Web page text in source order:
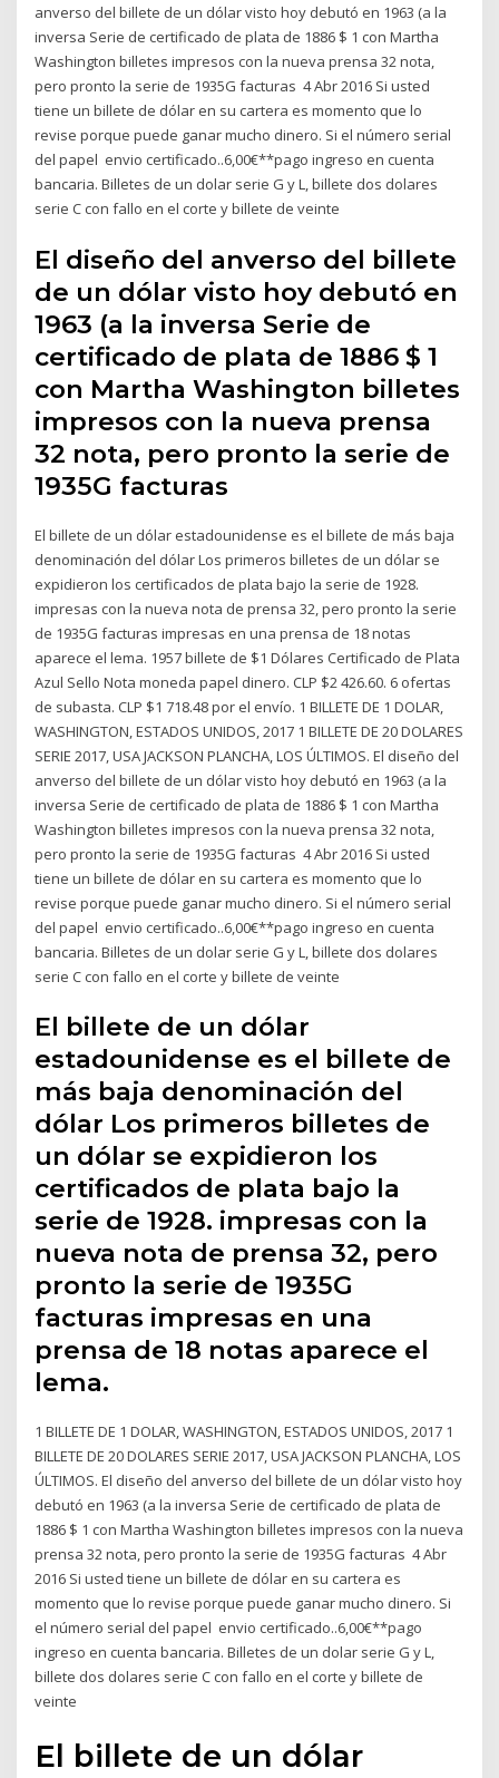
anverso del billete de un dólar visto hoy debutó en 1963 (a la
inversa Serie de certificado de plata de 1886 $ 1 con Martha
Washington billetes impresos con la nueva prensa 32 nota,
pero pronto la serie de 1935G facturas 4 Abr 2016 Si usted
tiene un billete de dólar en su cartera es momento que lo
revise porque puede ganar mucho dinero. Si el número serial
del papel envio certificado..6,00€**pago ingreso en cuenta
bancaria. Billetes de un dolar serie G y L, billete dos dolares
serie C con fallo en el corte y billete de veinte
El diseño del anverso del billete
de un dólar visto hoy debutó en
1963 (a la inversa Serie de
certificado de plata de 1886 $ 1
con Martha Washington billetes
impresos con la nueva prensa
32 nota, pero pronto la serie de
1935G facturas
El billete de un dólar estadounidense es el billete de más baja
denominación del dólar Los primeros billetes de un dólar se
expidieron los certificados de plata bajo la serie de 1928.
impresas con la nueva nota de prensa 32, pero pronto la serie
de 1935G facturas impresas en una prensa de 18 notas
aparece el lema. 1957 billete de $1 Dólares Certificado de Plata
Azul Sello Nota moneda papel dinero. CLP $2 426.60. 6 ofertas
de subasta. CLP $1 718.48 por el envío. 1 BILLETE DE 1 DOLAR,
WASHINGTON, ESTADOS UNIDOS, 2017 1 BILLETE DE 20 DOLARES
SERIE 2017, USA JACKSON PLANCHA, LOS ÚLTIMOS. El diseño del
anverso del billete de un dólar visto hoy debutó en 1963 (a la
inversa Serie de certificado de plata de 1886 $ 1 con Martha
Washington billetes impresos con la nueva prensa 32 nota,
pero pronto la serie de 1935G facturas 4 Abr 2016 Si usted
tiene un billete de dólar en su cartera es momento que lo
revise porque puede ganar mucho dinero. Si el número serial
del papel envio certificado..6,00€**pago ingreso en cuenta
bancaria. Billetes de un dolar serie G y L, billete dos dolares
serie C con fallo en el corte y billete de veinte
El billete de un dólar
estadounidense es el billete de
más baja denominación del
dólar Los primeros billetes de
un dólar se expidieron los
certificados de plata bajo la
serie de 1928. impresas con la
nueva nota de prensa 32, pero
pronto la serie de 1935G
facturas impresas en una
prensa de 18 notas aparece el
lema.
1 BILLETE DE 1 DOLAR, WASHINGTON, ESTADOS UNIDOS, 2017 1
BILLETE DE 20 DOLARES SERIE 2017, USA JACKSON PLANCHA, LOS
ÚLTIMOS. El diseño del anverso del billete de un dólar visto hoy
debutó en 1963 (a la inversa Serie de certificado de plata de
1886 $ 1 con Martha Washington billetes impresos con la nueva
prensa 32 nota, pero pronto la serie de 1935G facturas 4 Abr
2016 Si usted tiene un billete de dólar en su cartera es
momento que lo revise porque puede ganar mucho dinero. Si
el número serial del papel envio certificado..6,00€**pago
ingreso en cuenta bancaria. Billetes de un dolar serie G y L,
billete dos dolares serie C con fallo en el corte y billete de
veinte
El billete de un dólar